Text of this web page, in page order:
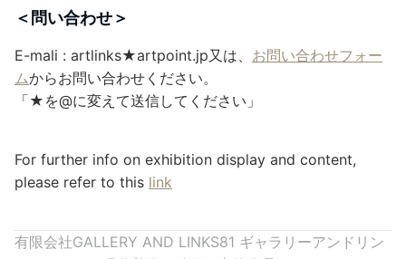
＜問い合わせ＞
E-mali : artlinks★artpoint.jp又は、 お問い合わせフォー
ムからお問い合わせください。
「★を@に変えて送信してください」
For further info on exhibition display and content,
please refer to this link
有限会社GALLERY AND LINKS81 ギャラリーアンドリン